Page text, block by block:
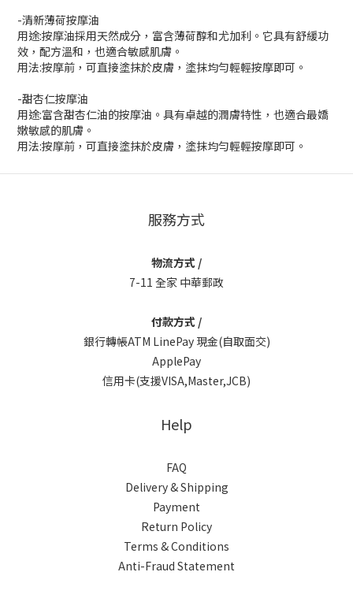
-清新薄荷按摩油
用途:按摩油採用天然成分，富含薄荷醇和尤加利。它具有舒緩功
效，配方溫和，也適合敏感肌膚。
用法:按摩前，可直接塗抹於皮膚，塗抹均勻輕輕按摩即可。
-甜杏仁按摩油
用途:富含甜杏仁油的按摩油。具有卓越的潤膚特性，也適合最嬌
嫩敏感的肌膚。
用法:按摩前，可直接塗抹於皮膚，塗抹均勻輕輕按摩即可。
服務方式
物流方式 /
7-11 全家 中華郵政
付款方式 /
銀行轉帳ATM LinePay 現金(自取面交)
ApplePay
信用卡(支援VISA,Master,JCB)
Help
FAQ
Delivery & Shipping
Payment
Return Policy
Terms & Conditions
Anti-Fraud Statement